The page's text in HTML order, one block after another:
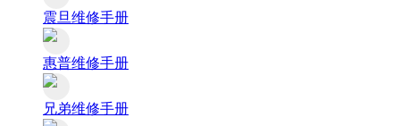
震旦维修手册
惠普维修手册
兄弟维修手册